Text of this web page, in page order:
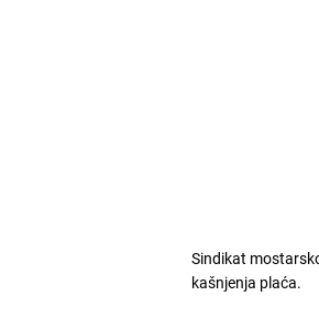
Sindikat
kašnjenja plaća.